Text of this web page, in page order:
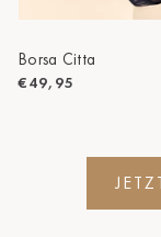
Zwettl
Borsa Citta
€49,95